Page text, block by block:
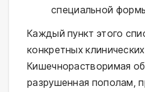
специальной
Каждый пункт этого
конкретных
Кишечнорастворимая
разрушенная пополам,